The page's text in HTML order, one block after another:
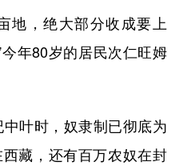
，绝大部分收成要上
年80岁的居民次仁旺姆
叶时，奴隶制已彻底为
藏，还有百万农奴在封